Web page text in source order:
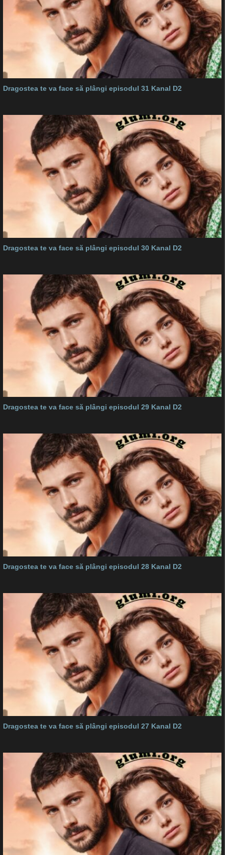
Dragostea te va face să plângi episodul 31 Kanal D2
Dragostea te va face să plângi episodul 30 Kanal D2
Dragostea te va face să plângi episodul 29 Kanal D2
Dragostea te va face să plângi episodul 28 Kanal D2
Dragostea te va face să plângi episodul 27 Kanal D2